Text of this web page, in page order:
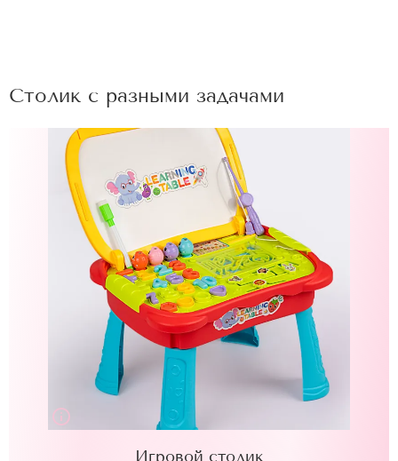
Столик с разными задачами
Игровой столик